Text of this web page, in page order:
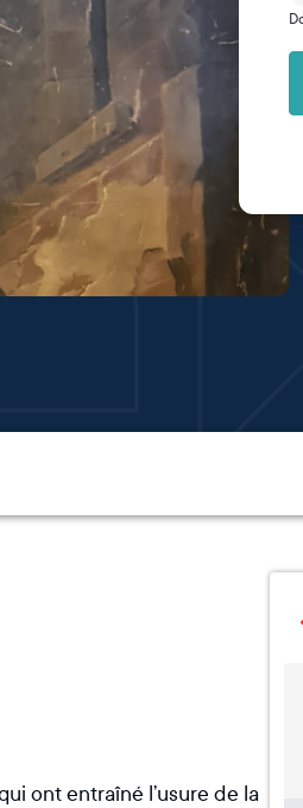
ont entraîné l’usure de la